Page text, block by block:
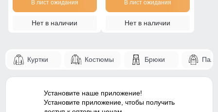
В лист ожидания
Нет в наличии
В лист ожидания
Нет в наличии
Куртки Костюмы Брюки
Установите наше приложение!
Установите приложение, чтобы получить